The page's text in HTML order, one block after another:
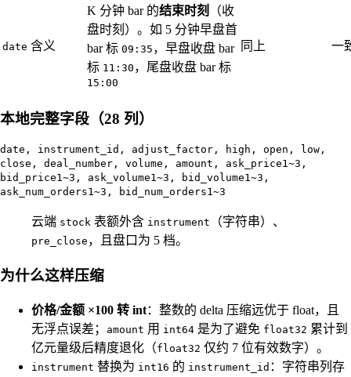
date 含义
K 分钟 bar 的结束时刻
（收
盘时刻）。如 5 分钟早盘首
bar 标 09:35 ，早盘收盘 bar
标 11:30 ，尾盘收盘 bar 标
15:00
同上 一
本地完整字段（28 列）
date, instrument_id, adjust_factor, high, open, low,
close, deal_number, volume, amount, ask_price1~3,
bid_price1~3, ask_volume1~3, bid_volume1~3,
ask_num_orders1~3, bid_num_orders1~3
云端 stock 表额外含 instrument （字符串）、
pre_close ，且盘口为 5 档。
为什么这样压缩
价格/金额 ×100 转 int：整数的 delta 压缩远优于 float，且
无浮点误差；
amount 用 int64 是为了避免 float32 累计到
亿元量级后精度退化（float32 仅约 7 位有效数字）。
instrument 替换为 int16 的 instrument_id ：字符串列存